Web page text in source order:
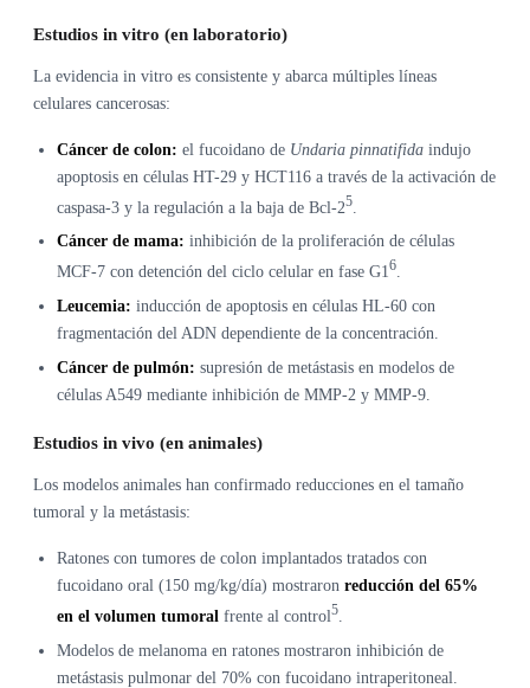
Estudios in vitro (en laboratorio)
La evidencia in vitro es consistente y abarca múltiples líneas
celulares cancerosas:
Cáncer de colon: el fucoidano de Undaria pinnatifida indujo
apoptosis en células HT-29 y HCT116 a través de la activación de
caspasa-3 y la regulación a la baja de Bcl-25
Cáncer de mama: inhibición de la proliferación de células
MCF-7 con detención del ciclo celular en fase G1 6
Leucemia: inducción de apoptosis en células HL-60 con
fragmentación del ADN dependiente de la concentración.
Cáncer de pulmón: supresión de metástasis en modelos de
células A549 mediante inhibición de MMP-2 y MMP-9.
Estudios in vivo (en animales)
Los modelos animales han confirmado reducciones en el tamaño
tumoral y la metástasis:
Ratones con tumores de colon implantados tratados con
fucoidano oral (150 mg/kg/día) mostraron reducción del 65%
en el volumen tumoral frente al control5
Modelos de melanoma en ratones mostraron inhibición de
metástasis pulmonar del 70% con fucoidano intraperitoneal.